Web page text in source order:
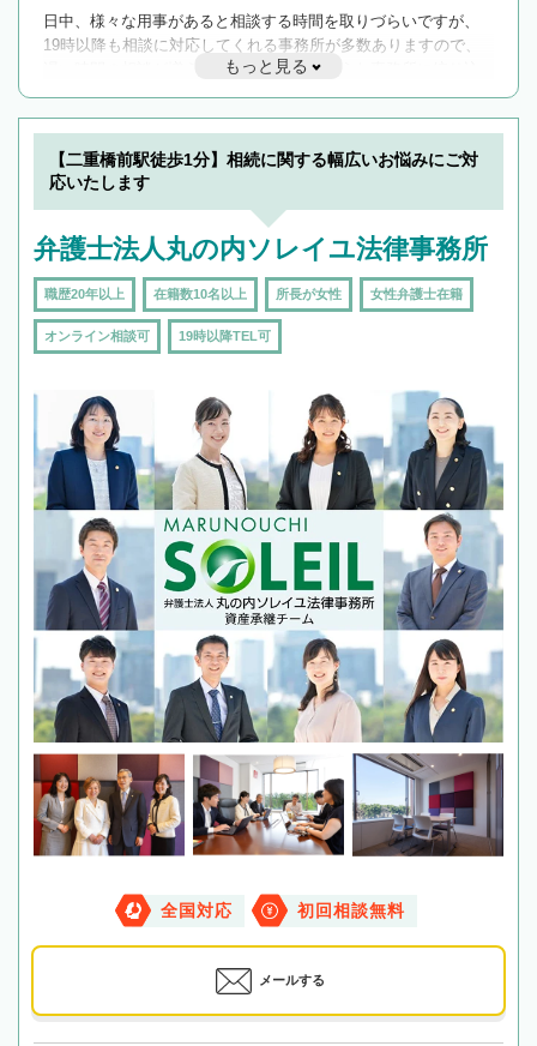
日中、様々な用事があると相談する時間を取りづらいですが、
19時以降も相談に対応してくれる事務所が多数ありますので、
遅い時間の相談が増えそうな場合はそのような事務所に絞り込
んで検索してみましょう。
19時以降TEL可の条件
を加えて再検索
もっと見る
【二重橋前駅徒歩1分】相続に関する幅広いお悩みにご対
応いたします
弁護士法人丸の内ソレイユ法律事務所
職歴20年以上 在籍数10名以上 所長が女性 女性弁護士在籍
オンライン相談可 19時以降TEL可
全国対応 初回相談無料
メールする